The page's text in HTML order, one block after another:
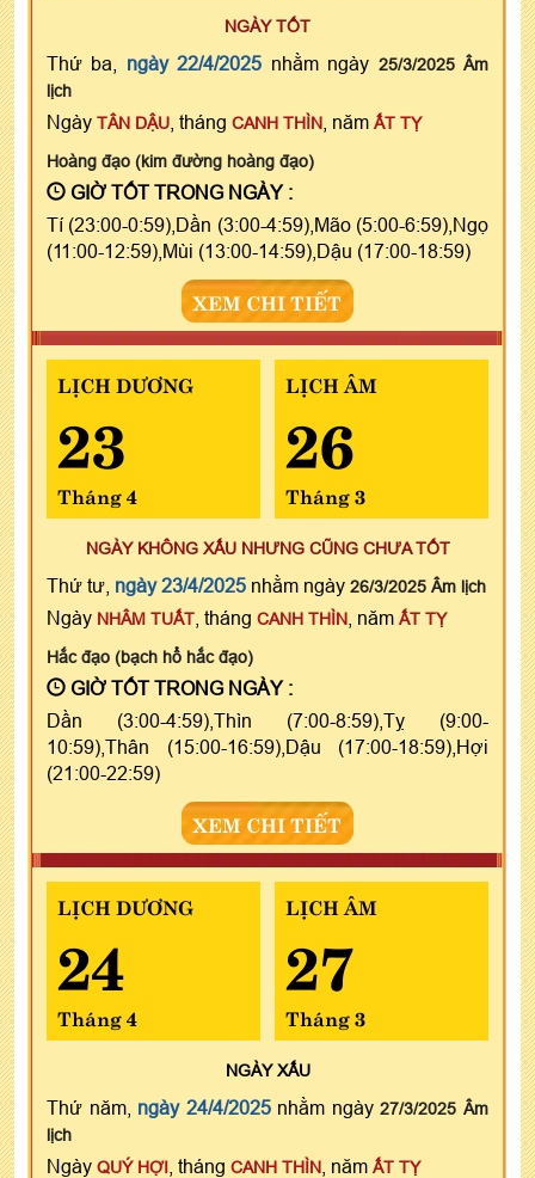
NGÀY TỐT
Thứ ba, ngày 22/4/2025 nhằm ngày 25/3/2025 Âm
lịch
Ngày TÂN DẬU , tháng CANH THÌN , năm ẤT TỴ
Hoàng đạo (kim đường hoàng đạo)
GIỜ TỐT TRONG NGÀY :
Tí (23:00-0:59),Dần (3:00-4:59),Mão (5:00-6:59),Ngọ
(11:00-12:59),Mùi (13:00-14:59),Dậu (17:00-18:59)
XEM CHI TIẾT
LỊCH DƯƠNG
23
Tháng 4
LỊCH ÂM
26
Tháng 3
NGÀY KHÔNG XẤU NHƯNG CŨNG CHƯA TỐT
Thứ tư, ngày 23/4/2025 nhằm ngày 26/3/2025 Âm lịch
Ngày NHÂM TUẤT , tháng CANH THÌN , năm ẤT TỴ
Hắc đạo (bạch hổ hắc đạo)
GIỜ TỐT TRONG NGÀY :
Dần (3:00-4:59),Thìn (7:00-8:59),Tỵ (9:00-
10:59),Thân (15:00-16:59),Dậu (17:00-18:59),Hợi
(21:00-22:59)
XEM CHI TIẾT
LỊCH DƯƠNG
24
Tháng 4
LỊCH ÂM
27
Tháng 3
NGÀYXẤU
Thứ năm, ngày 24/4/2025nhằm ngày27/3/2025 Âm
lịch
Ngày QUÝ HỢI , tháng CANH THÌN , năm ẤT TỴ